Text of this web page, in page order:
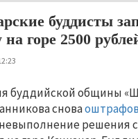
буддисты
горе 2500
буддийской общины
снова
решения